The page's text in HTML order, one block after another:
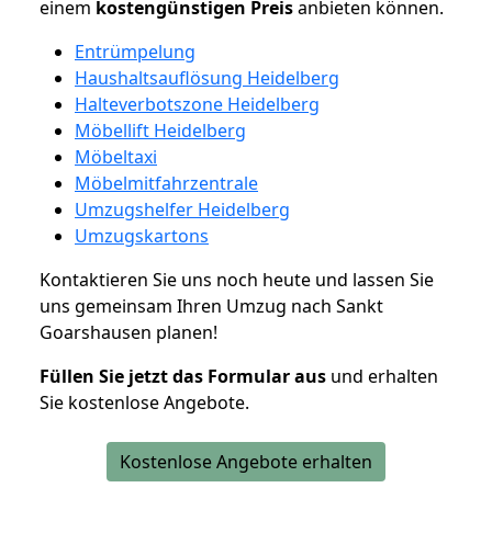
einem kostengünstigen Preisanbieten können.
Entrümpelung
Haushaltsauflösung Heidelberg
Halteverbotszone Heidelberg
Möbellift Heidelberg
Möbeltaxi
Möbelmitfahrzentrale
Umzugshelfer Heidelberg
Umzugskartons
Kontaktieren Sie uns noch heute und lassen Sie
uns gemeinsam Ihren Umzug nach Sankt
Goarshausen planen!
Füllen Sie jetzt das Formular aus und erhalten
Sie kostenlose Angebote.
Kostenlose Angebote erhalten